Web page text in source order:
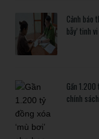
Cảnh báo
bẫy’ tinh vi
Gần
chính